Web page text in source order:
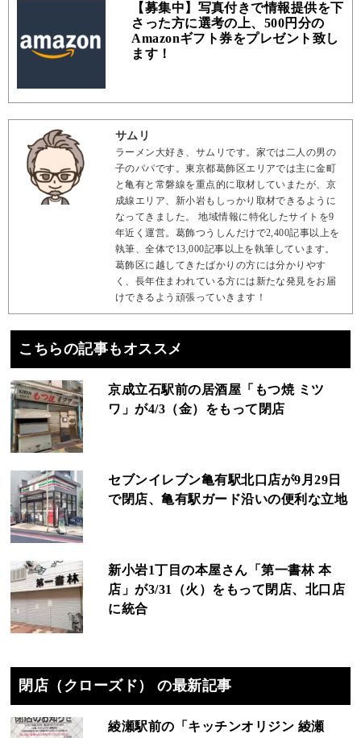
【募集中】写真付きで情報提供を下
さった方に選考の上、500円分の
Amazonギフト券をプレゼント致し
ます！
サムリ
ラーメン大好き、サムリです。家では二人の男の
子のパパです。東京都葛飾区エリアでは主に金町
と亀有と常磐線を重点的に取材していまたが、京
成線エリア、新小岩もしっかり取材できるように
なってきました。 地域情報に特化したサイトを9
年近く運営。葛飾つうしんだけで2,400記事以上を
執筆、全体で13,000記事以上を執筆しています。
葛飾区に越してきたばかりの方には分かりやす
く、長年住まわれている方には新たな発見をお届
けできるよう頑張っていきます！
こちらの記事もオススメ
京成立石駅前の居酒屋「もつ焼 ミツ
ワ」が4/3（金）をもって閉店
セブンイレブン亀有駅北口店が9月29日
で閉店、亀有駅ガード沿いの便利な立地
新小岩1丁目の本屋さん「第一書林 本
店」が3/31（火）をもって閉店、北口店
に統合
閉店（クローズド） の最新記事
綾瀬駅前の「キッチンオリジン 綾瀬